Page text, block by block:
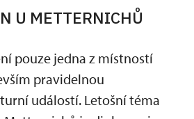
U METTERNICHŮ
pouze jedna z místností
pravidelnou
událostí. Letošní téma